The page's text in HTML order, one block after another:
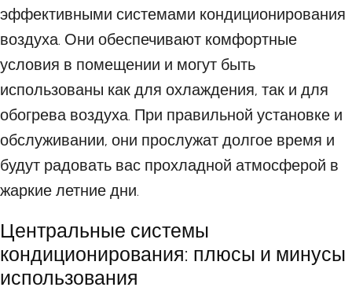
эффективными системами кондиционирования
воздуха. Они обеспечивают комфортные
условия в помещении и могут быть
использованы как для охлаждения, так и для
обогрева воздуха. При правильной установке и
обслуживании, они прослужат долгое время и
будут радовать вас прохладной атмосферой в
жаркие летние дни.
Центральные системы
кондиционирования: плюсы и минусы
использования